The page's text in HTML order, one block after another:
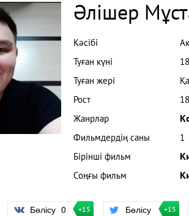
Әлішер
Кәсібі
Туған күні
Туған жері
Рост
Жанрлар
Фильмдердің саны
1
Бірінші фильм
Соңғы фильм
Бөлісу 0 +15 Бөлісу +15